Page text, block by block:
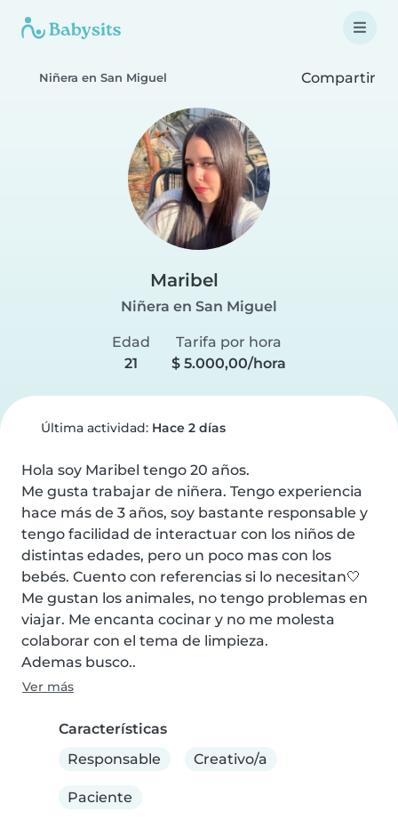
Niñera en San Miguel Compartir
Maribel
Niñera en San Miguel
Edad
21
Tarifa por hora
$ 5.000,00/hora
Última actividad: Hace 2 días
Hola soy Maribel tengo 20 años.
Me gusta trabajar de niñera. Tengo experiencia
hace más de 3 años, soy bastante responsable y
tengo facilidad de interactuar con los niños de
distintas edades, pero un poco mas con los
bebés. Cuento con referencias si lo necesitan🤍
Me gustan los animales, no tengo problemas en
viajar. Me encanta cocinar y no me molesta
colaborar con el tema de limpieza.
Ademas busco..
Ver más
Características
Responsable
Creativo/a
Paciente